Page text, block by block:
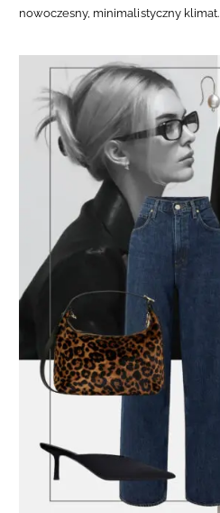
nowoczesny, minimalistyczny klimat.